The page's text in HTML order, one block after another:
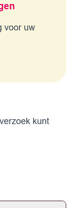
voor uw
kunt